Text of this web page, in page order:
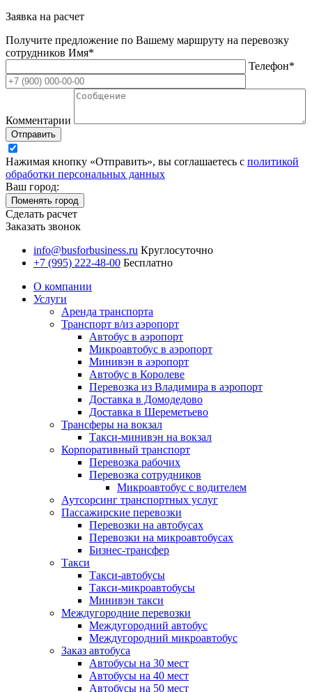
Заявка на расчет
Получите предложение по Вашему маршруту на перевозку
сотрудников Имя*
Телефон*
Комментарии
Отправить
Нажимая кнопку «Отправить», вы соглашаетесь с политикой
обработки персональных данных
Ваш город:
Поменять город
Сделать расчет
Заказать звонок
info@busforbusiness.ru Круглосуточно
+7 (995) 222-48-00 Бесплатно
О компании
Услуги
Аренда транспорта
Транспорт в/из аэропорт
Автобус в аэропорт
Микроавтобус в аэропорт
Минивэн в аэропорт
Автобус в Королеве
Перевозка из Владимира в аэропорт
Доставка в Домодедово
Доставка в Шереметьево
Трансферы на вокзал
Такси-минивэн на вокзал
Корпоративный транспорт
Перевозка рабочих
Перевозка сотрудников
Микроавтобус с водителем
Аутсорсинг транспортных услуг
Пассажирские перевозки
Перевозки на автобусах
Перевозки на микроавтобусах
Бизнес-трансфер
Такси
Такси-автобусы
Такси-микроавтобусы
Минивэн такси
Междугородние перевозки
Междугородний автобус
Междугородний микроавтобус
Заказ автобуса
Автобусы на 30 мест
Автобусы на 40 мест
Автобусы на 50 мест